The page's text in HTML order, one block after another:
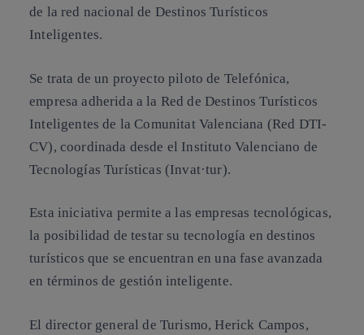
de la red nacional de Destinos Turísticos
Inteligentes.
Se trata de un proyecto piloto de Telefónica,
empresa adherida a la Red de Destinos Turísticos
Inteligentes de la Comunitat Valenciana (Red DTI-
CV), coordinada desde el Instituto Valenciano de
Tecnologías Turísticas (Invat·tur).
Esta iniciativa permite a las empresas tecnológicas,
la posibilidad de testar su tecnología en destinos
turísticos que se encuentran en una fase avanzada
en términos de gestión inteligente.
El director general de Turismo, Herick Campos,